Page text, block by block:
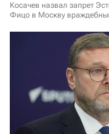
Косачев назвал запрет
Фицо в Москву